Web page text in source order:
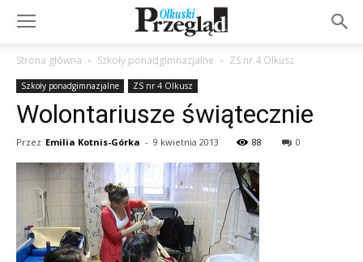
Strona główna Szkoły ponadgimnazjalne ZS nr 4 Olkusz
Szkoły ponadgimnazjalne ZS nr 4 Olkusz
Wolontariusze świątecznie
Przez Emilia Kotnis-Górka - 9 kwietnia 2013 88 0